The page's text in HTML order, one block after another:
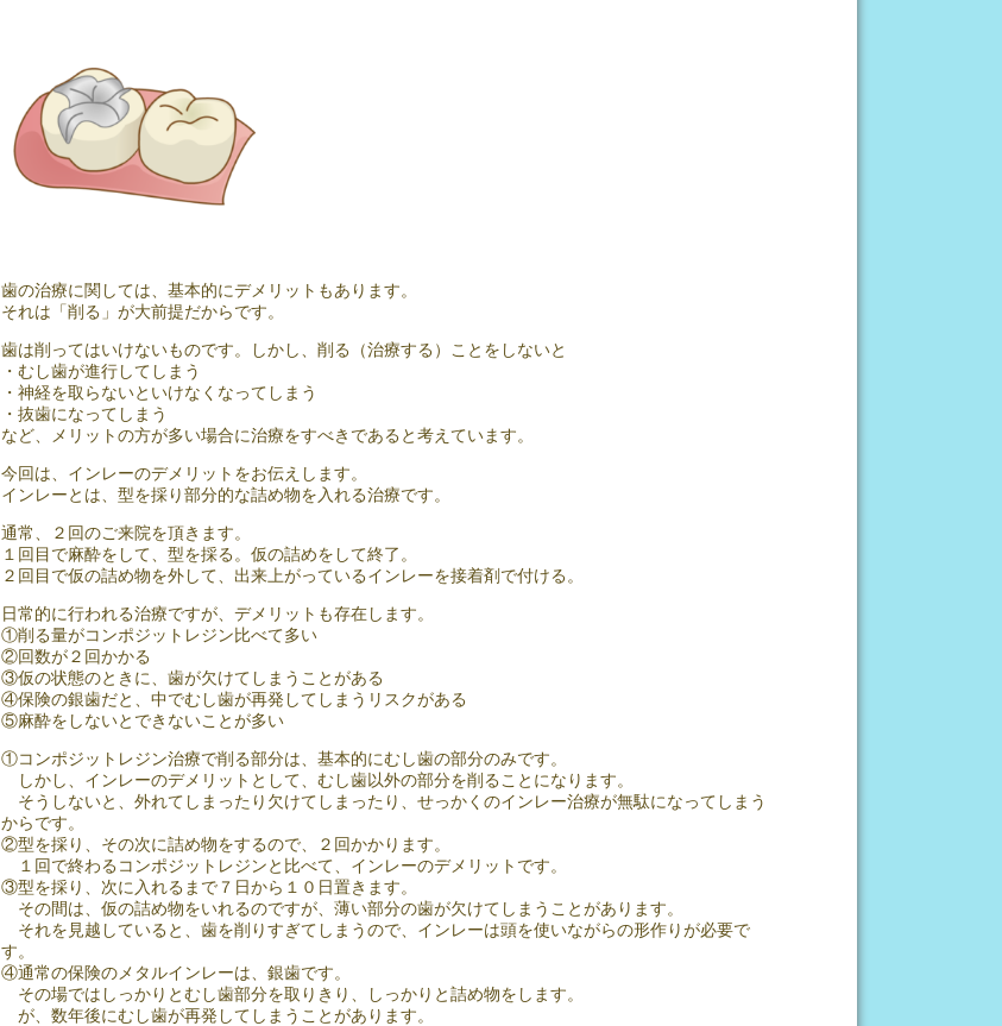
歯の治療に関しては、基本的にデメリットもあります。
それは「削る」が大前提だからです。
歯は削ってはいけないものです。しかし、削る（治療する）ことをしないと
・むし歯が進行してしまう
・神経を取らないといけなくなってしまう
・抜歯になってしまう
など、メリットの方が多い場合に治療をすべきであると考えています。
今回は、インレーのデメリットをお伝えします。
インレーとは、型を採り部分的な詰め物を入れる治療です。
通常、２回のご来院を頂きます。
１回目で麻酔をして、型を採る。仮の詰めをして終了。
２回目で仮の詰め物を外して、出来上がっているインレーを接着剤で付ける。
日常的に行われる治療ですが、デメリットも存在します。
①削る量がコンポジットレジン比べて多い
②回数が２回かかる
③仮の状態のときに、歯が欠けてしまうことがある
④保険の銀歯だと、中でむし歯が再発してしまうリスクがある
⑤麻酔をしないとできないことが多い
①コンポジットレジン治療で削る部分は、基本的にむし歯の部分のみです。
しかし、インレーのデメリットとして、むし歯以外の部分を削ることになります。
そうしないと、外れてしまったり欠けてしまったり、せっかくのインレー治療が無駄になってしまう
からです。
②型を採り、その次に詰め物をするので、２回かかります。
１回で終わるコンポジットレジンと比べて、インレーのデメリットです。
③型を採り、次に入れるまで７日から１０日置きます。
その間は、仮の詰め物をいれるのですが、薄い部分の歯が欠けてしまうことがあります。
それを見越していると、歯を削りすぎてしまうので、インレーは頭を使いながらの形作りが必要で
す。
④通常の保険のメタルインレーは、銀歯です。
その場ではしっかりとむし歯部分を取りきり、しっかりと詰め物をします。
が、数年後にむし歯が再発してしまうことがあります。